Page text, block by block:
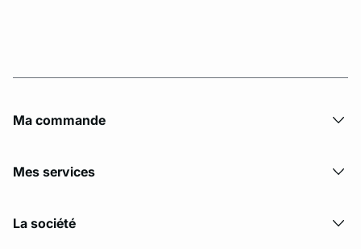
Ma commande
Mes services
La société